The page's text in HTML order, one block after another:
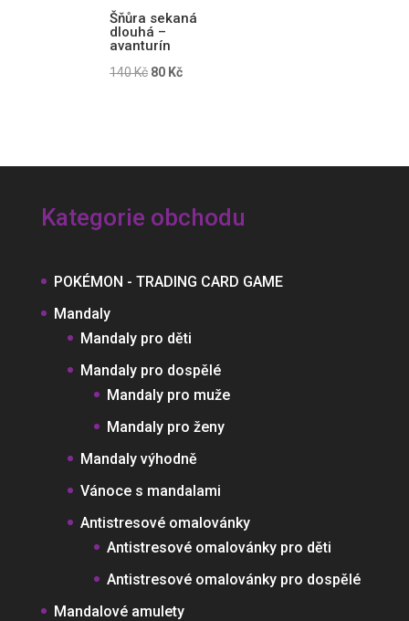
Šňůra sekaná
dlouhá –
avanturín
140Kč Původní
80 KčAktuální
Kategorie obchodu
POKÉMON - TRADING CARD GAME
Mandaly
Mandaly pro děti
Mandaly pro dospělé
Mandaly pro muže
Mandaly pro ženy
Mandaly výhodně
Vánoce s mandalami
Antistresové omalovánky
Antistresové omalovánky pro děti
Antistresové omalovánky pro dospělé
Mandalové amulety